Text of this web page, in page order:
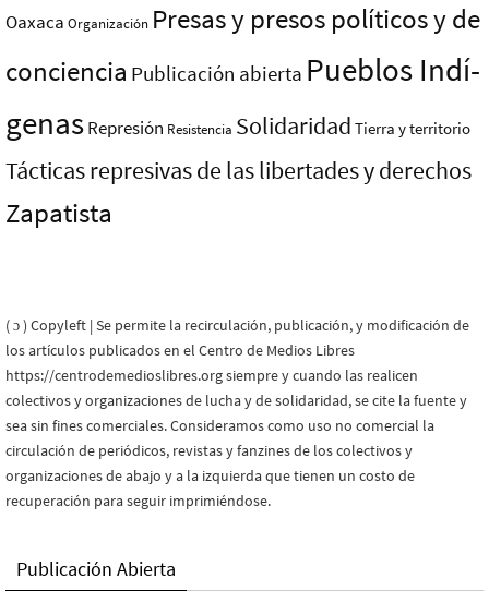
Oaxaca Organización Presas y presos polí­ticos y de
conciencia Publicación abierta Pueblos Indí­
genasRepresión Resistencia Solidaridad Tierra y territorio
Tácticas represivas de las libertades y derechos
Zapatista
( ɔ ) Copyleft | Se permite la recirculación, publicación, y modificación de
los artículos publicados en el Centro de Medios Libres
https://centrodemedioslibres.org siempre y cuando las realicen
colectivos y organizaciones de lucha y de solidaridad, se cite la fuente y
sea sin fines comerciales. Consideramos como uso no comercial la
circulación de periódicos, revistas y fanzines de los colectivos y
organizaciones de abajo y a la izquierda que tienen un costo de
recuperación para seguir imprimiéndose.
Publicación Abierta